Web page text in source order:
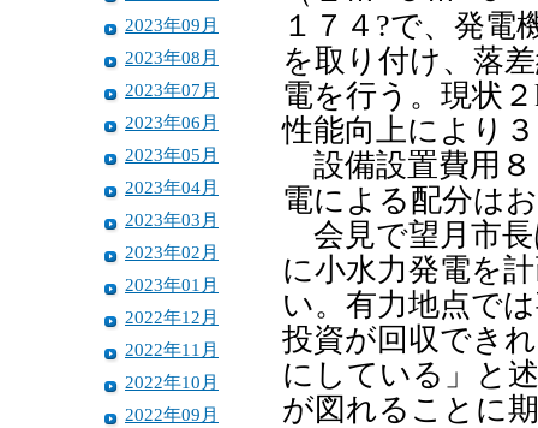
2023年09月
2023年08月
2023年07月
2023年06月
2023年05月
2023年04月
2023年03月
2023年02月
2023年01月
2022年12月
2022年11月
2022年10月
2022年09月
１７４?で、発電
を取り付け、落
電を行う。現状
性能向上により
設備設置費用８
電による配分は
会見で望月市長
に小水力発電を
い。有力地点で
投資が回収でき
にしている」と
が図れることに